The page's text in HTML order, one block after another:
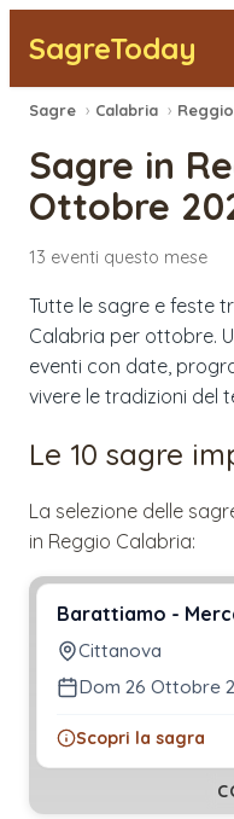
SagreToday
Segnala una sagra
Tutte le Sagre
Vicino a Me
Sagre › Calabria ›
Sagre in
Ottobre
13 eventi questo mese
Tutte le sagre e feste
Calabria per ottobre.
eventi con date,
vivere le tradizioni del
Le 10 sagre
La selezione delle
in Reggio Calabria:
Barattiamo -
Cittanova
Dom 26 Ottobre
Scopri la sagra